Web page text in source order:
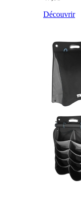
Découvrir